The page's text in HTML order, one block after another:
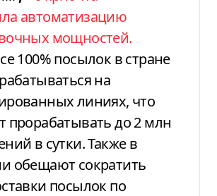
автоматизацию
мощностей.
100% посылок в стране
на
линиях, что
прорабатывать до 2 млн
в сутки. Также в
обещают сократить
посылок по